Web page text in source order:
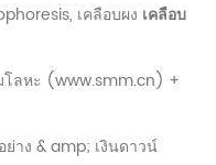
เคลือบผง เคลือบ
โลหะ (www.smm.cn) +
าง & amp; เงินดาวน์